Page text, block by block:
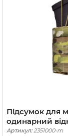
Підсумок для
одинарний
тканевий
Артикул:2351000-m